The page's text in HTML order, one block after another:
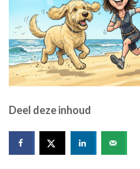
Deel deze inhoud